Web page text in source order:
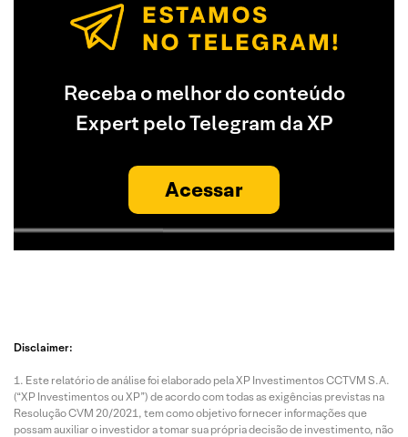
Receba o melhor do conteúdo
Expert pelo Telegram da XP
Acessar
Disclaimer:
Este relatório de análise foi elaborado pela XP Investimentos CCTVM S.A.
(“XP Investimentos ou XP”) de acordo com todas as exigências previstas na
Resolução CVM 20/2021, tem como objetivo fornecer informações que
possam auxiliar o investidor a tomar sua própria decisão de investimento, não